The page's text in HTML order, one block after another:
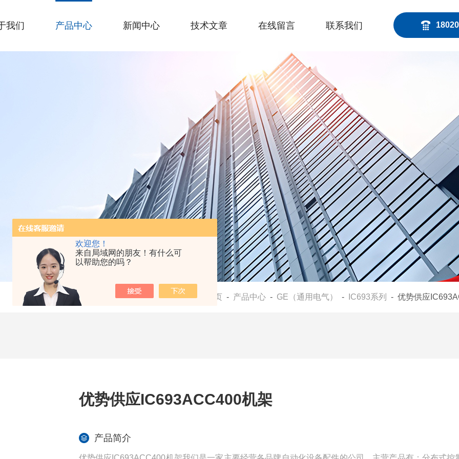
欢迎您！
来自局域网的朋友！有什么可
以帮助您的吗？
我们 产品中心 新闻中心 技术文章 在线留言 联系我们
当前位置： 首页 - 产品中心 - GE（通用电气） - IC693系列 - 优势供应
优势供应IC693ACC400机架
产品简介